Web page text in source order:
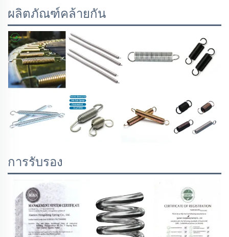
ผลิตภัณฑ์คล้ายกัน
การรับรอง